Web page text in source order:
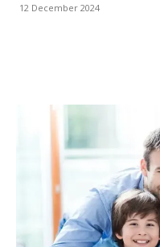
12 December 2024